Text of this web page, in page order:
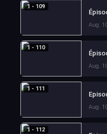
1 - 109
Aug.
1 - 110
Aug.
1 - 111
Aug.
1 - 112